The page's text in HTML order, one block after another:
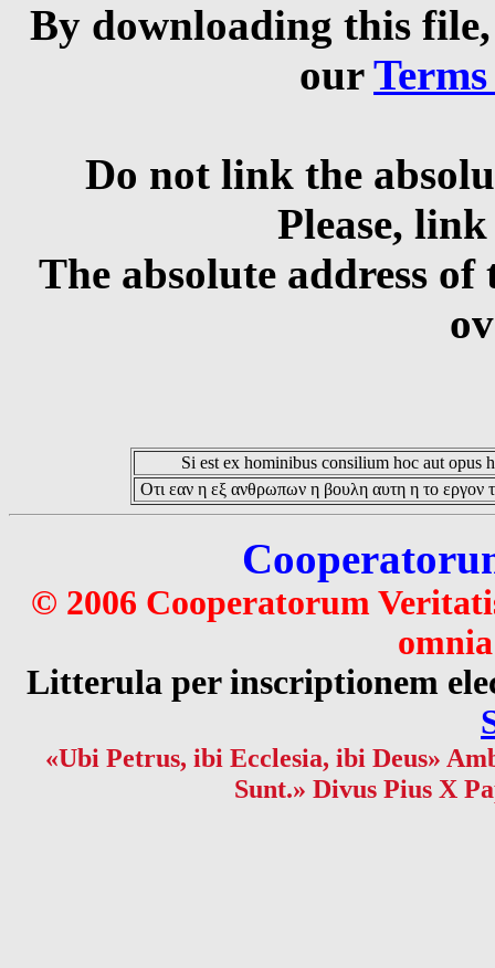
By downloading this
our
Do not link the
Please,
The absolute address
Si est ex hominibus consilium hoc aut opus
Οτι εαν η εξ ανθρωπων η βουλη αυτη η το εργον
© 2006 Cooperatorum
Litterula per inscriptionem
«Ubi Petrus, ibi Ecclesia, ibi Deus»
Sunt.» Divus Pius X